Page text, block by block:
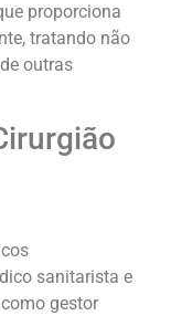
proporciona
tratando não
outras
sanitarista e
gestor